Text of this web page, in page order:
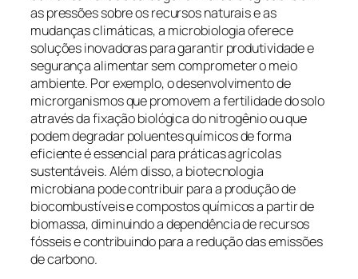
as pressões sobre os recursos naturais e as
mudanças climáticas, a microbiologia oferece
soluções inovadoras para garantir produtividade e
segurança alimentar sem comprometer o meio
ambiente. Por exemplo, o desenvolvimento de
microrganismos que promovem a fertilidade do solo
através da fixação biológica do nitrogênio ou que
podem degradar poluentes químicos de forma
eficiente é essencial para práticas agrícolas
sustentáveis. Além disso, a biotecnologia
microbiana pode contribuir para a produção de
biocombustíveis e compostos químicos a partir de
biomassa, diminuindo a dependência de recursos
fósseis e contribuindo para a redução das emissões
de carbono.